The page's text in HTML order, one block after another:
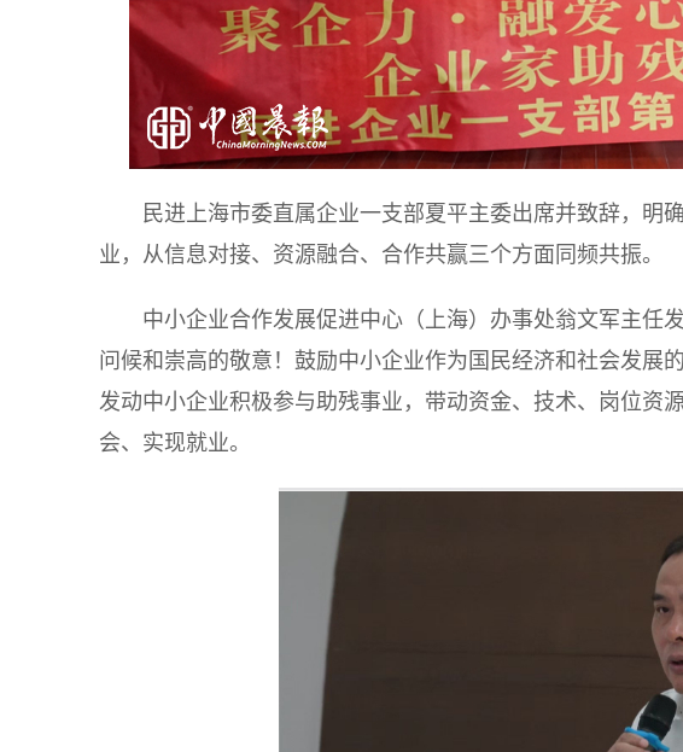
民进上海市委直属企业一支部夏平主委出席并致辞，明
业，从信息对接、资源融合、合作共赢三个方面同频共振。
中小企业合作发展促进中心（上海）办事处翁文军主任
问候和崇高的敬意！鼓励中小企业作为国民经济和社会发展
发动中小企业积极参与助残事业，带动资金、技术、岗位资
会、实现就业。